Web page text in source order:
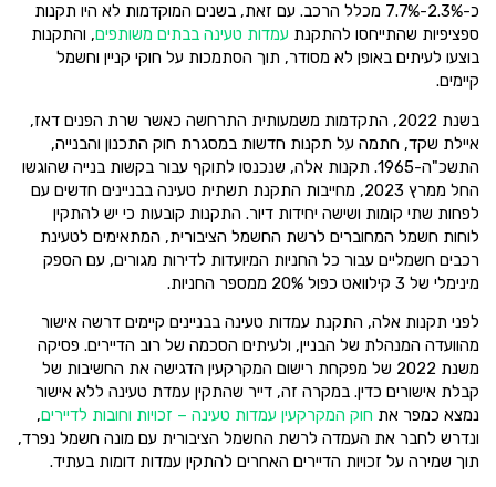
כ-2.3%-7.7% מכלל הרכב. עם זאת, בשנים המוקדמות לא היו תקנות
ספציפיות שהתייחסו להתקנת עמדות טעינה בבתים משותפים, והתקנות
בוצעו לעיתים באופן לא מסודר, תוך הסתמכות על חוקי קניין וחשמל
קיימים.
בשנת 2022, התקדמות משמעותית התרחשה כאשר שרת הפנים דאז,
איילת שקד, חתמה על תקנות חדשות במסגרת חוק התכנון והבנייה,
התשכ"ה-1965. תקנות אלה, שנכנסו לתוקף עבור בקשות בנייה שהוגשו
החל ממרץ 2023, מחייבות התקנת תשתית טעינה בבניינים חדשים עם
לפחות שתי קומות ושישה יחידות דיור. התקנות קובעות כי יש להתקין
לוחות חשמל המחוברים לרשת החשמל הציבורית, המתאימים לטעינת
רכבים חשמליים עבור כל החניות המיועדות לדירות מגורים, עם הספק
מינימלי של 3 קילוואט כפול 20% ממספר החניות.
לפני תקנות אלה, התקנת עמדות טעינה בבניינים קיימים דרשה אישור
מהוועדה המנהלת של הבניין, ולעיתים הסכמה של רוב הדיירים. פסיקה
משנת 2022 של מפקחת רישום המקרקעין הדגישה את החשיבות של
קבלת אישורים כדין. במקרה זה, דייר שהתקין עמדת טעינה ללא אישור
נמצא כמפר את חוק המקרקעין עמדות טעינה – זכויות וחובות לדיירים,
ונדרש לחבר את העמדה לרשת החשמל הציבורית עם מונה חשמל נפרד,
תוך שמירה על זכויות הדיירים האחרים להתקין עמדות דומות בעתיד.